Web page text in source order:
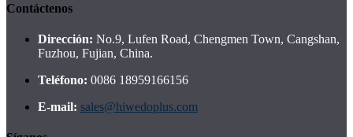
Contáctenos
Dirección: No.9, Lufen Road, Chengmen Town, Cangshan,
Fuzhou, Fujian, China.
Teléfono: 0086 18959166156
E-mail: sales@hiwedoplus.com